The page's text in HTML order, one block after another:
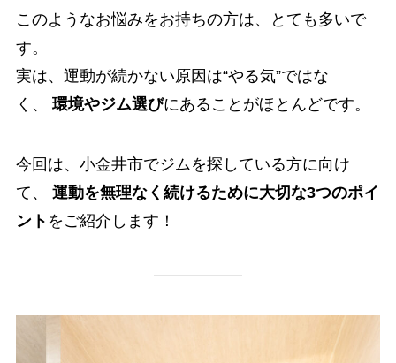
このようなお悩みをお持ちの方は、とても多いで
す。
実は、運動が続かない原因は“やる気”ではな
く、 環境やジム選びにあることがほとんどです。
今回は、小金井市でジムを探している方に向け
て、 運動を無理なく続けるために大切な3つのポイ
ント をご紹介します！